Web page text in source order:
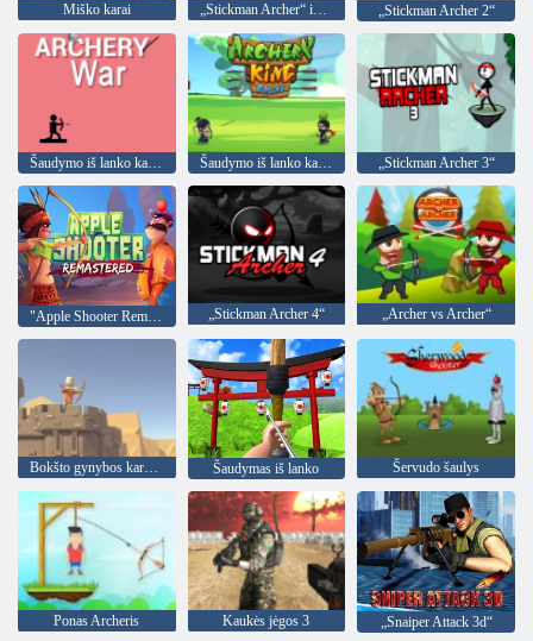
Miško karai „Stickman Archer“ internete „Stickman Archer 2“
Šaudymo iš lanko karas Šaudymo iš lanko karalius internete „Stickman Archer 3“
„Stickman Archer 4“ „Archer vs Archer“
Bokšto gynybos karalystė Šaudymas iš lanko Šervudo šaulys
Ponas Archeris Kaukės jėgos 3
„Snaiper Attack 3d“